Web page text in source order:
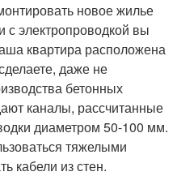
новое жилье
с электропроводкой вы
квартира расположена
даже не
бетонных
каналы, рассчитанные
диаметром 50-100 мм.
тяжелыми
кабели из стен.